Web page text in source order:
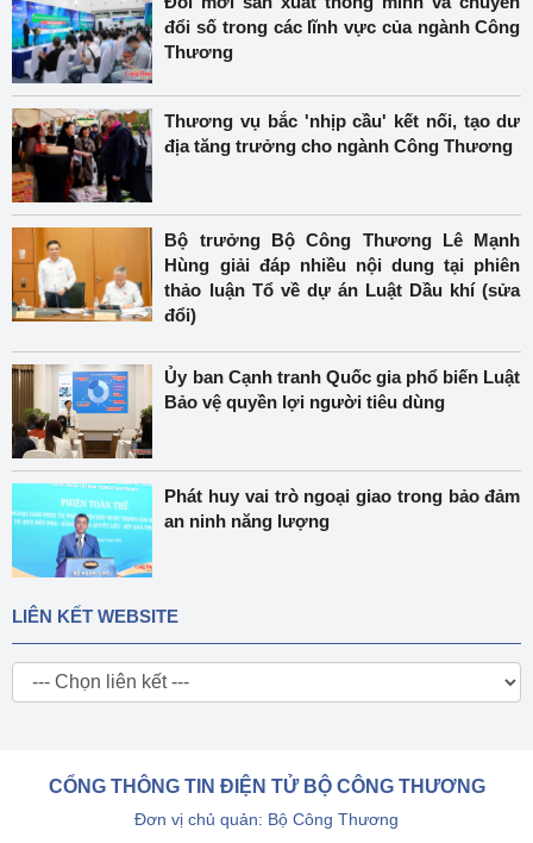
đổi số trong các lĩnh vực của ngành Công
Thương
Thương vụ bắc 'nhịp cầu' kết nối, tạo dư
địa tăng trưởng cho ngành Công Thương
Bộ trưởng Bộ Công Thương Lê Mạnh
Hùng giải đáp nhiều nội dung tại phiên
thảo luận Tổ về dự án Luật Dầu khí (sửa
đổi)
Ủy ban Cạnh tranh Quốc gia phổ biến Luật
Bảo vệ quyền lợi người tiêu dùng
Phát huy vai trò ngoại giao trong bảo đảm
an ninh năng lượng
LIÊN KẾT WEBSITE
CỔNG THÔNG TIN ĐIỆN TỬ BỘ CÔNG THƯƠNG
Đơn vị chủ quản: Bộ Công Thương